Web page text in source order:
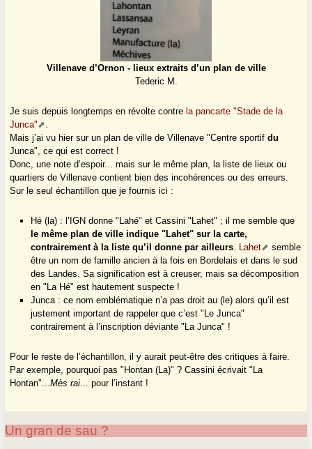
Villenave d’Ornon - lieux extraits d’un plan de ville
Tederic M.
Je suis depuis longtemps en révolte contre la pancarte "Stade de la
Junca"
.
Mais j’ai vu hier sur un plan de ville de Villenave "Centre sportifdu
Junca", ce qui est correct !
Donc, une note d’espoir... mais sur le même plan, la liste de lieux ou
quartiers de Villenave contient bien des incohérences ou des erreurs.
Sur le seul échantillon que je fournis ici :
Hé (la) : l’IGN donne "Lahé" et Cassini "Lahet" ; il me semble que
le même plan de ville indique "Lahet" sur la carte,
contrairement à la liste qu’il donne par ailleurs. Lahet
semble
être un nom de famille ancien à la fois en Bordelais et dans le sud
des Landes. Sa signification est à creuser, mais sa décomposition
en "La Hé" est hautement suspecte !
Junca : ce nom emblématique n’a pas droit au (le) alors qu’il est
justement important de rappeler que c’est "Le Junca"
contrairement à l’inscription déviante "La Junca" !
Pour le reste de l’échantillon, il y aurait peut-être des critiques à faire.
Par exemple, pourquoi pas "Hontan (La)" ? Cassini écrivait "La
Hontan"...Mès rai... pour l’instant !
Un gran de sau ?